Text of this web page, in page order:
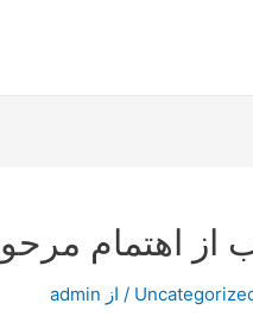
از اهتمام
/ از admin